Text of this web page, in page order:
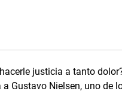
justicia a tanto
Gustavo Nielsen, uno de